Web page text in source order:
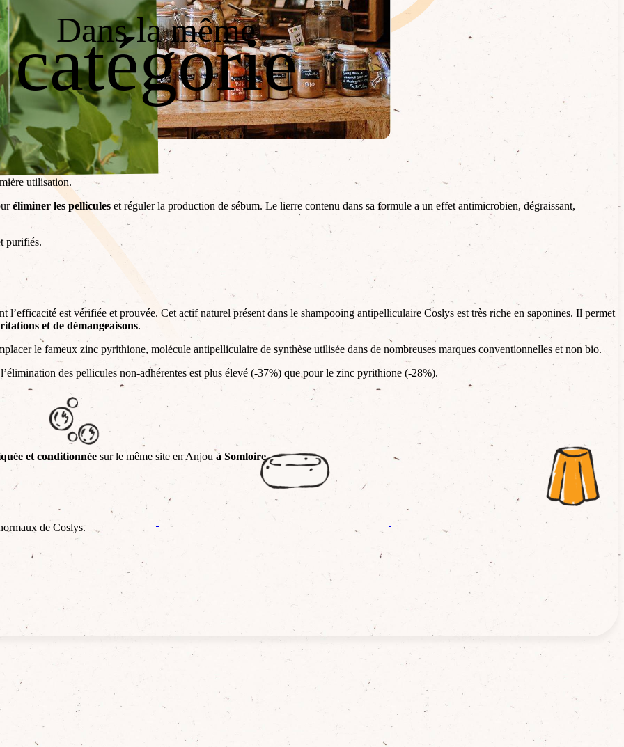
utilisation.
éliminer les pellicules et réguler la production de sébum. Le lierre contenu dans sa formule a un effet antimicrobien, dégraissant,
purifiés.
l’efficacité est vérifiée et prouvée. Cet actif naturel présent dans le shampooing antipelliculaire Coslys est très riche en saponines. Il permet
et de démangeaisons.
le fameux zinc pyrithione, molécule antipelliculaire de synthèse utilisée dans de nombreuses marques conventionnelles et non bio.
des pellicules non-adhérentes est plus élevé (-37%) que pour le zinc pyrithione (-28%).
et conditionnée sur le même site en Anjou à Somloire.
de Coslys.
Dans la même
catégorie